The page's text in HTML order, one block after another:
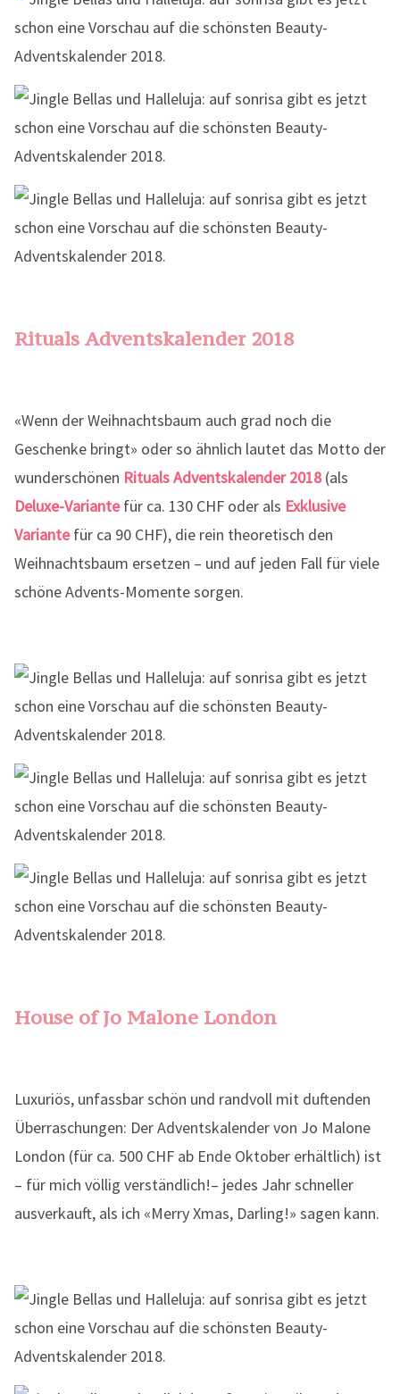
Rituals Adventskalender 2018
«Wenn der Weihnachtsbaum auch grad noch die
Geschenke bringt» oder so ähnlich lautet das Motto der
wunderschönen Rituals Adventskalender 2018(als
Deluxe-Variantefür ca. 130 CHF oder als Exklusive
Variantefür ca 90 CHF), die rein theoretisch den
Weihnachtsbaum ersetzen – und auf jeden Fall für viele
schöne Advents-Momente sorgen.
House of Jo Malone London
Luxuriös, unfassbar schön und randvoll mit duftenden
Überraschungen: Der Adventskalender von Jo Malone
London (für ca. 500 CHF ab Ende Oktober erhältlich) ist
– für mich völlig verständlich!– jedes Jahr schneller
ausverkauft, als ich «Merry Xmas, Darling!» sagen kann.